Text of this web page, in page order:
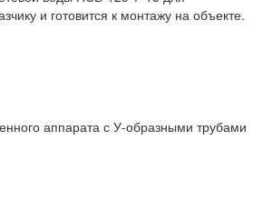
и готовится к монтажу на объекте.
аппарата с У-образными трубами